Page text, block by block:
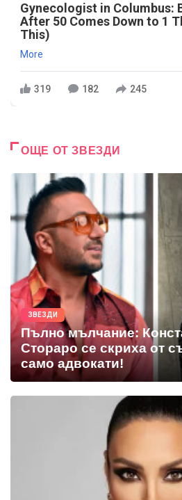
Gynecologist in Columbus:
After 50 Comes Down to 1
This)
More
319 182 245
ОЩЕ ОТ ЗВЕЗДИ
ЗВЕЗДИ
Пълно мълчание:
Стораро се скриха от
само адвокати!